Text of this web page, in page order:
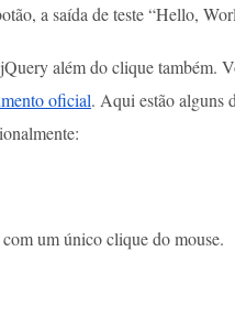
a saída de teste “Hello,
além do clique também.
oficial. Aqui estão alguns
um único clique do mouse.